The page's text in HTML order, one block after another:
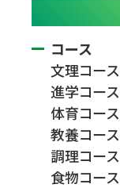
コース
文理コース
進学コース
体育コース
教養コース
調理コース
食物コース